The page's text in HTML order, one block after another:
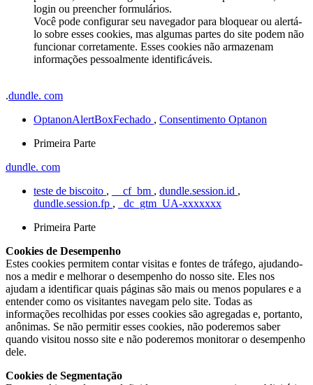
login ou preencher formulários.
Você pode configurar seu navegador para bloquear ou alertá-
lo sobre esses cookies, mas algumas partes do site podem não
funcionar corretamente. Esses cookies não armazenam
informações pessoalmente identificáveis.
.dundle. com
OptanonAlertBoxFechado , Consentimento Optanon
Primeira Parte
dundle. com
teste de biscoito , __cf_bm , dundle.session.id ,
dundle.session.fp ,
_dc_gtm_UA-xxxxxxx
Primeira Parte
Cookies de Desempenho
Estes cookies permitem contar visitas e fontes de tráfego, ajudando-
nos a medir e melhorar o desempenho do nosso site. Eles nos
ajudam a identificar quais páginas são mais ou menos populares e a
entender como os visitantes navegam pelo site. Todas as
informações recolhidas por esses cookies são agregadas e, portanto,
anônimas. Se não permitir esses cookies, não poderemos saber
quando visitou nosso site e não poderemos monitorar o desempenho
dele.
Cookies de Segmentação